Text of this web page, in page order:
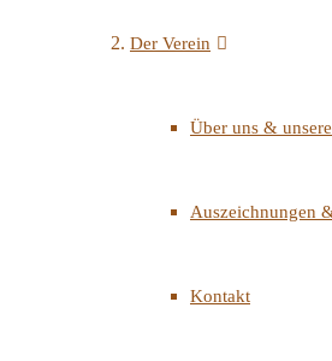
Der Verein
Über uns &
Auszeichnungen
Kontakt